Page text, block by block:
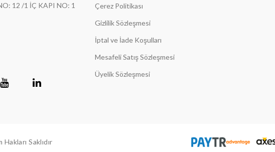
12 /1 İÇ KAPI NO: 1
Çerez Politikası
Gizlilik Sözleşmesi
İptal ve İade Koşulları
Mesafeli Satış Sözleşmesi
Üyelik Sözleşmesi
Hakları Saklıdır